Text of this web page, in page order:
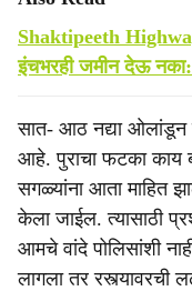
Shaktipeeth
इंचभरही जमीन देऊ
सात- आठ नद्या ओलांडून
आहे. पुराचा फटका काय
सगळ्यांना आता माहित
केला जाईल. त्यासाठी
आमचे वांदे पोलिसांशी
लागला तर रस्त्यावरची